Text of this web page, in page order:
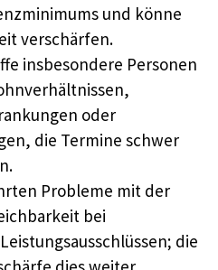
und könne
verschärfen.
insbesondere Personen
oder
die Termine schwer
Probleme mit der
bei
die